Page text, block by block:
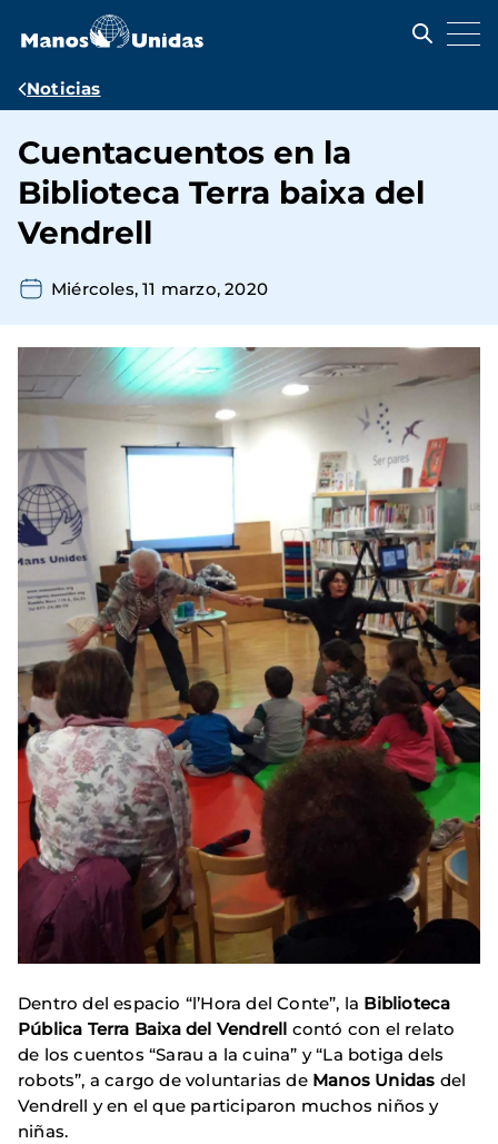
contenido
Ruta
navegación
Noticias
Cuentacuentos en la
Biblioteca Terra baixa del
Vendrell
Miércoles, 11 marzo, 2020
Dentro del espacio “l’Hora del Conte”, la Biblioteca
Pública Terra Baixa del Vendrell contó con el relato
de los cuentos “Sarau a la cuina” y “La botiga dels
robots”, a cargo de voluntarias de Manos Unidas del
Vendrell y en el que participaron muchos niños y
niñas.